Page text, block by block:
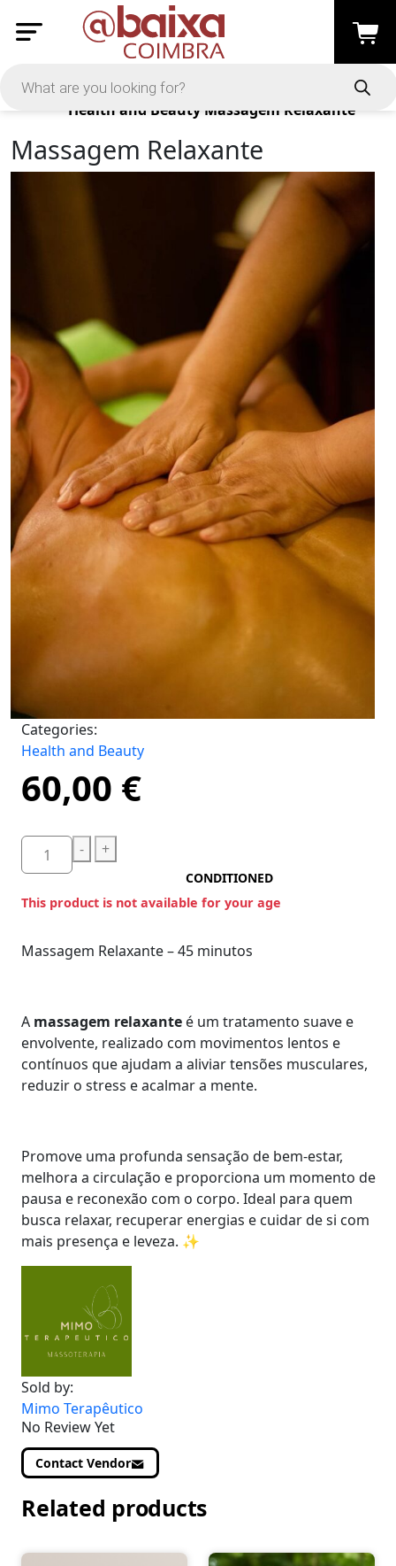
Products
Health and Beauty Massagem Relaxante
Massagem Relaxante
Categories:
Health and Beauty
60,00 €
- +
CONDITIONED
This product is not available for your age
Massagem Relaxante – 45 minutos
A massagem relaxante é um tratamento suave e
envolvente, realizado com movimentos lentos e
contínuos que ajudam a aliviar tensões musculares,
reduzir o stress e acalmar a mente.
Promove uma profunda sensação de bem-estar,
melhora a circulação e proporciona um momento de
pausa e reconexão com o corpo. Ideal para quem
busca relaxar, recuperar energias e cuidar de si com
mais presença e leveza. ✨
Sold by:
Mimo Terapêutico
No Review Yet
Contact Vendor
Related products